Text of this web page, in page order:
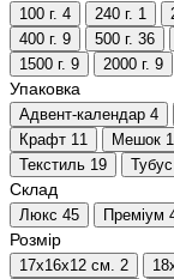
100 г. 4 240 г. 1
400 г. 9 500 г. 36
1500 г. 9 2000 г. 9
Упаковка
Адвент-календар 4
Крафт 11 Мешок
Текстиль 19 Тубус
Склад
Люкс 45 Преміум
Розмір
17х16х12 см. 2